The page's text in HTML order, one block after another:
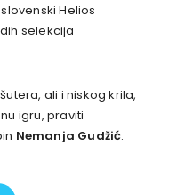
Helios
selekcija
ali i niskog krila,
igru, praviti
Nemanja Gudžić.